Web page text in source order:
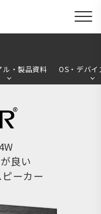
ル・製品資料 OS・デバイ
良い
ーカー